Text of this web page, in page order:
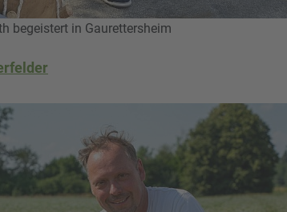
begeistert in Gaurettersheim